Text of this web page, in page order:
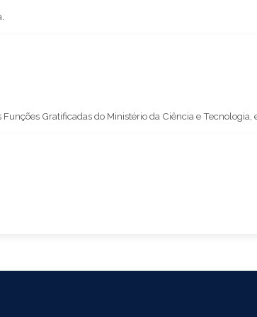
Gratificadas do Ministério da Ciência e Tecnologia,